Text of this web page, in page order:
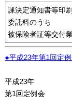
課決定通知書等印
委託料のうち
被保険者証等交付
●平成23年第1回定
平成23年
第1回定例会